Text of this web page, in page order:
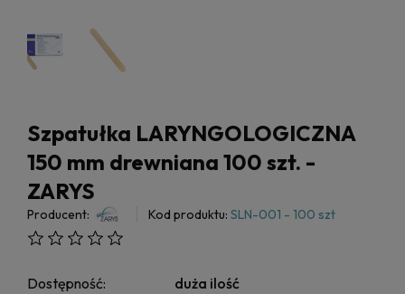
Szpatułka LARYNGOLOGICZNA
150 mm drewniana 100 szt. -
ZARYS
Producent: Kod produktu: SLN-001 - 100 szt
Dostępność:
duża ilość